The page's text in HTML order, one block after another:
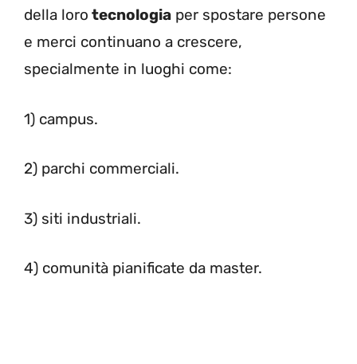
della loro tecnologia per spostare persone
e merci continuano a crescere,
specialmente in luoghi come:
1) campus.
2) parchi commerciali.
3) siti industriali.
4) comunità pianificate da master.